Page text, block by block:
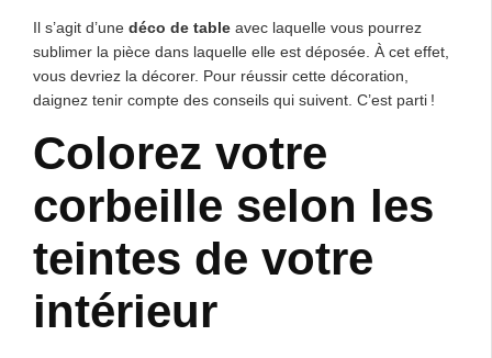
Il s’agit d’une déco de table avec laquelle vous pourrez
sublimer la pièce dans laquelle elle est déposée. À cet effet,
vous devriez la décorer. Pour réussir cette décoration,
daignez tenir compte des conseils qui suivent. C’est parti !
Colorez votre
corbeille selon les
teintes de votre
intérieur